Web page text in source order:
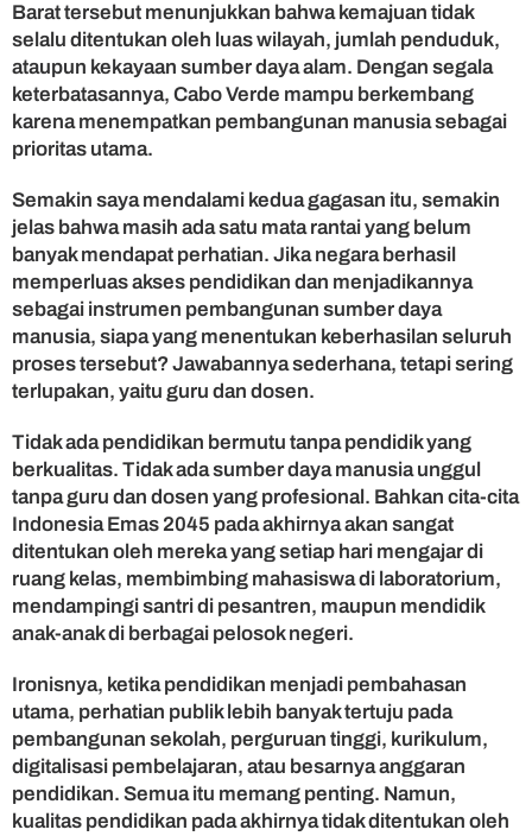
Barat tersebut menunjukkan bahwa kemajuan tidak
selalu ditentukan oleh luas wilayah, jumlah penduduk,
ataupun kekayaan sumber daya alam. Dengan segala
keterbatasannya, Cabo Verde mampu berkembang
karena menempatkan pembangunan manusia sebagai
prioritas utama.
Semakin saya mendalami kedua gagasan itu, semakin
jelas bahwa masih ada satu mata rantai yang belum
banyak mendapat perhatian. Jika negara berhasil
memperluas akses pendidikan dan menjadikannya
sebagai instrumen pembangunan sumber daya
manusia, siapa yang menentukan keberhasilan seluruh
proses tersebut? Jawabannya sederhana, tetapi sering
terlupakan, yaitu guru dan dosen.
Tidak ada pendidikan bermutu tanpa pendidik yang
berkualitas. Tidak ada sumber daya manusia unggul
tanpa guru dan dosen yang profesional. Bahkan cita-cita
Indonesia Emas 2045 pada akhirnya akan sangat
ditentukan oleh mereka yang setiap hari mengajar di
ruang kelas, membimbing mahasiswa di laboratorium,
mendampingi santri di pesantren, maupun mendidik
anak-anak di berbagai pelosok negeri.
Ironisnya, ketika pendidikan menjadi pembahasan
utama, perhatian publik lebih banyak tertuju pada
pembangunan sekolah, perguruan tinggi, kurikulum,
digitalisasi pembelajaran, atau besarnya anggaran
pendidikan. Semua itu memang penting. Namun,
kualitas pendidikan pada akhirnya tidak ditentukan oleh